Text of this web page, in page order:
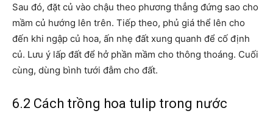
Sau đó, đặt củ vào chậu theo phương thẳng đứng sao cho
mầm củ hướng lên trên. Tiếp theo, phủ giá thể lên cho
đến khi ngập củ hoa, ấn nhẹ đất xung quanh để cố định
củ. Lưu ý lấp đất để hở phần mầm cho thông thoáng. Cuối
cùng, dùng bình tưới đẫm cho đất.
6.2 Cách trồng hoa tulip trong nước